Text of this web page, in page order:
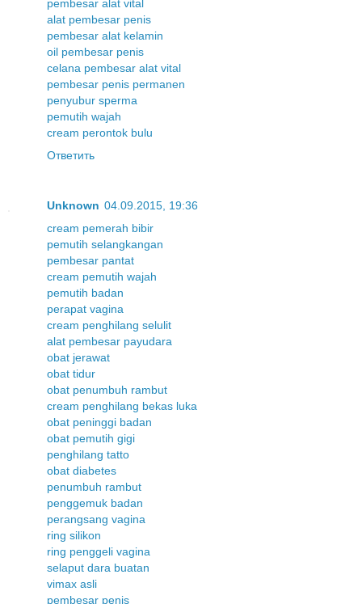
pembesar alat vital
alat pembesar penis
pembesar alat kelamin
oil pembesar penis
celana pembesar alat vital
pembesar penis permanen
penyubur sperma
pemutih wajah
cream perontok bulu
Ответить
Unknown 04.09.2015, 19:36
cream pemerah bibir
pemutih selangkangan
pembesar pantat
cream pemutih wajah
pemutih badan
perapat vagina
cream penghilang selulit
alat pembesar payudara
obat jerawat
obat tidur
obat penumbuh rambut
cream penghilang bekas luka
obat peninggi badan
obat pemutih gigi
penghilang tatto
obat diabetes
penumbuh rambut
penggemuk badan
perangsang vagina
ring silikon
ring penggeli vagina
selaput dara buatan
vimax asli
pembesar penis